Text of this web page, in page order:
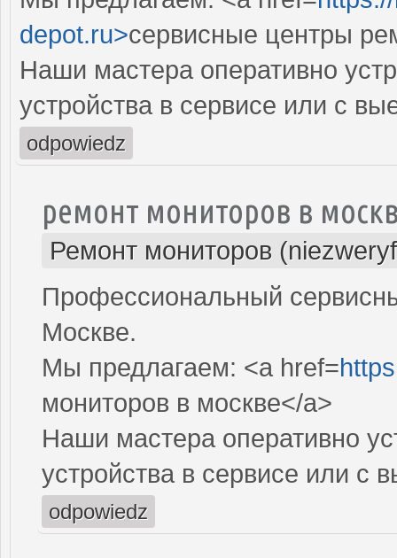
depot.ru>сервисные центры
Наши мастера оперативно
устройства в сервисе или с
odpowiedz
ремонт мониторов в
Ремонт мониторов
Профессиональный
Москве.
Мы предлагаем: <a href=
мониторов в москве</a>
Наши мастера оперативно
устройства в сервисе или с
odpowiedz